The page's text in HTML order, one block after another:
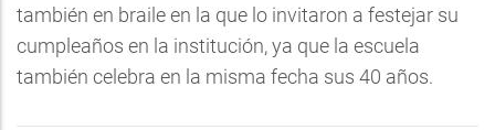
también en braile en la que lo invitaron a festejar su
cumpleaños en la institución, ya que la escuela
también celebra en la misma fecha sus 40 años.